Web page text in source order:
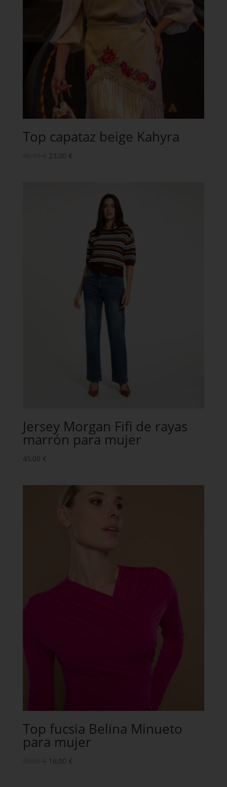
Top capataz beige Kahyra
23,00 €
Jersey Morgan Fifi de rayas
marrón para mujer
45,00 €
Top fucsia Belina Minueto
para mujer
16,00 €